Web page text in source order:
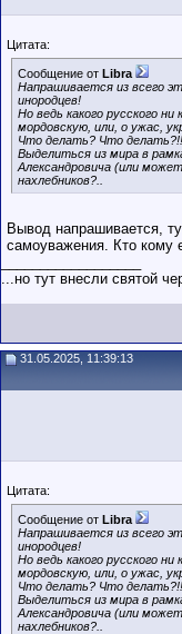
Цитата:
Сообщение от Libra
Напрашивается из всего
инородцев!
Но ведь какого русского
мордовскую, или, о ужас,
Что делать? Что делать?!!
Выделиться из мира в
Александровича (или
нахлебников?..
Вывод напрашивается,
самоуважения. Кто кому
...но тут внесли святой
31.05.2025, 11:39:13
Цитата:
Сообщение от Libra
Напрашивается из всего
инородцев!
Но ведь какого русского
мордовскую, или, о ужас,
Что делать? Что делать?!!
Выделиться из мира в
Александровича (или
нахлебников?..